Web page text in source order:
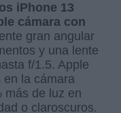
los iPhone 13
cámara con
gran angular
y una lente
f/1.5. Apple
en la cámara
más de luz en
o claroscuros.